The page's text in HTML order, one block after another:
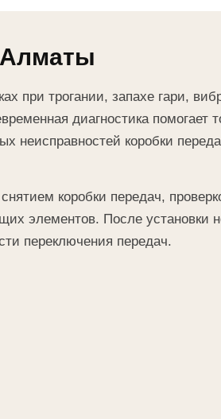
Алматы
при трогании, запахе гари,
диагностика помогает
неисправностей коробки
коробки передач,
элементов. После установки
переключения передач.